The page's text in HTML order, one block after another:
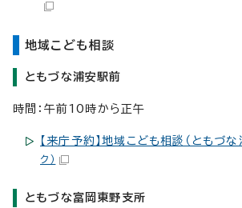
地域こども相談
ともづな浦安駅前
時間：午前10時から正午
【来庁予約】地域こども相談（ともづな
ク）
ともづな富岡東野支所